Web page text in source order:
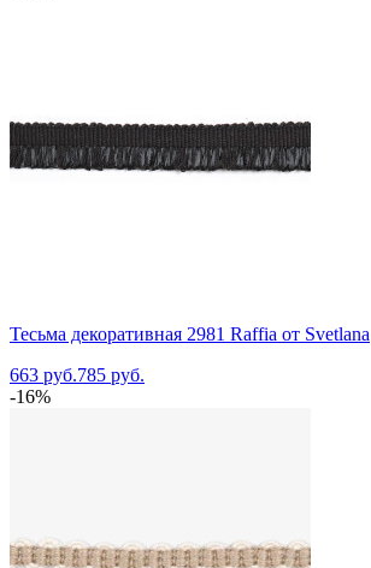
Тесьма декоративная 2981 Raffia от Svetlana
663 руб.785 руб.
-16%